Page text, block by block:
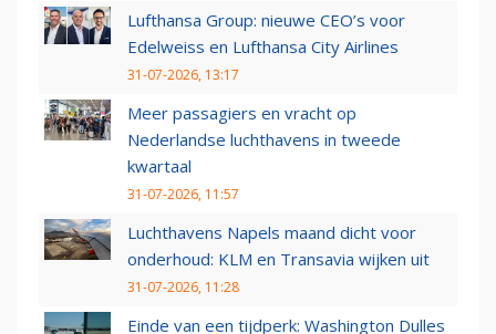
Lufthansa Group: nieuwe CEO’s voor
Edelweiss en Lufthansa City Airlines
31-07-2026, 13:17
Meer passagiers en vracht op
Nederlandse luchthavens in tweede
kwartaal
31-07-2026, 11:57
Luchthavens Napels maand dicht voor
onderhoud: KLM en Transavia wijken uit
31-07-2026, 11:28
Einde van een tijdperk: Washington Dulles